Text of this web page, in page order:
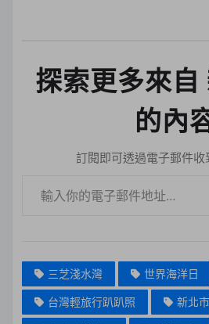
探索更多來自
的內
訂閱即可透過電子郵件收
三芝淺水灣
世界海洋日
台灣輕旅行趴趴照
新北